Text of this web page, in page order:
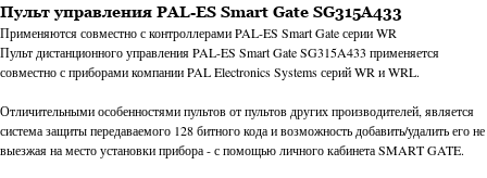
Пульт управления PAL-ES Smart Gate SG315A433
Применяются совместно с контроллерами PAL-ES Smart Gate серии WR
Пульт дистанционного управления PAL-ES Smart Gate SG315A433 применяется
совместно с приборами компании PAL Electronics Systems серий WR и WRL.
Отличительными особенностями пультов от пультов других производителей, является
система защиты передаваемого 128 битного кода и возможность добавить/удалить его не
выезжая на место установки прибора - с помощью личного кабинета SMART GATE.